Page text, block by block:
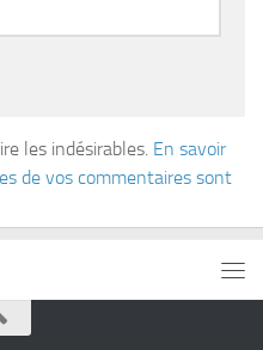
les indésirables. En savoir
de vos commentaires sont